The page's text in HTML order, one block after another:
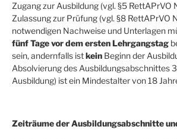
Zugang zur Ausbildung (vgl. §5 RettAPrVO
Zulassung zur Prüfung (vgl. §8 RettAPrVO
notwendigen Nachweise und Unterlagen
fünf Tage vor dem ersten Lehrgangstag
sein, andernfalls istkein Beginn der
Absolvierung des Ausbildungsabschnittes
Ausbildung) ist ein Mindestalter von 18
Zeiträume der Ausbildungsabschnitte